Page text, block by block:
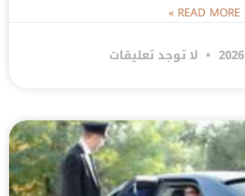
READ MORE »
لا توجد تعليقات